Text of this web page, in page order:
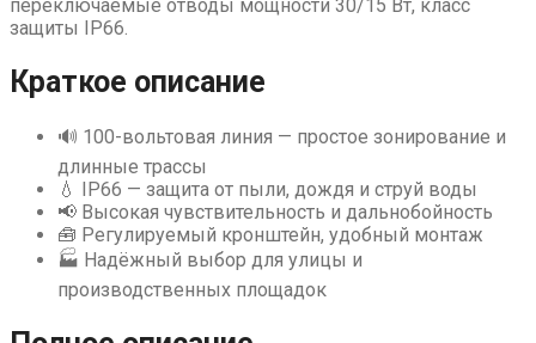
переключаемые отводы мощности 30/15 Вт, класс
защиты IP66.
Краткое описание
🔊 100-вольтовая линия — простое зонирование и
длинные трассы
💧 IP66 — защита от пыли, дождя и струй воды
📢 Высокая чувствительность и дальнобойность
🧰 Регулируемый кронштейн, удобный монтаж
🏭 Надёжный выбор для улицы и
производственных площадок